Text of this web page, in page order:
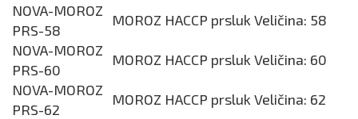
NOVA-MOROZ
PRS-58
MOROZ HACCP prsluk Veličina: 58
NOVA-MOROZ
PRS-60
MOROZ HACCP prsluk Veličina: 60
NOVA-MOROZ
PRS-62
MOROZ HACCP prsluk Veličina: 62